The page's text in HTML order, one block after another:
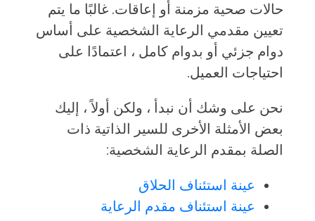
حالات صحية مزمنة أو إعاقات. غالبًا ما يتم
تعيين مقدمي الرعاية الشخصية على أساس
دوام جزئي أو بدوام كامل ، اعتمادًا على
احتياجات العميل.
نحن على وشك أن نبدأ ، ولكن أولاً ، إليك
بعض الأمثلة الأخرى للسير الذاتية ذات
الصلة بمقدم الرعاية الشخصية:
عينة استئناف الحلاق
عينة استئناف مقدم الرعاية